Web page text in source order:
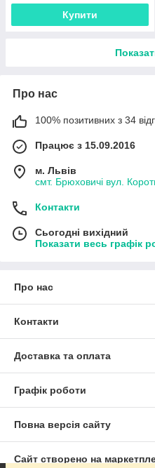
Купити
Про нас
100% позитивних з 34
Працює з 15.09.2016
м. Львів
смт. Брюховичі вул.
Контакти
Сьогодні вихідний
Показати весь графік
Про нас
Контакти
Доставка та оплата
Графік роботи
Повна версія сайту
Сайт створено на